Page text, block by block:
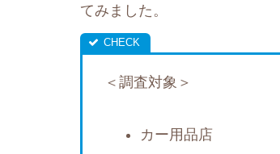
てみました。
＜調査対象＞
カー用品店